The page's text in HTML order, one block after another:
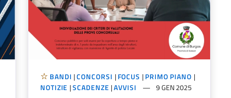
BANDI |CONCORSI |FOCUS |PRIMO PIANO |
NOTIZIE |SCADENZE |AVVISI 9 GEN 2025